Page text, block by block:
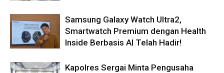
Samsung Galaxy Watch Ultra2,
Smartwatch Premium dengan Health
Inside Berbasis AI Telah Hadir!
Kapolres Sergai Minta Pengusaha